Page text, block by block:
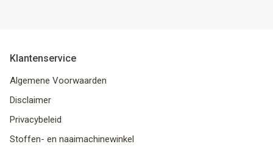
Klantenservice
Algemene Voorwaarden
Disclaimer
Privacybeleid
Stoffen- en naaimachinewinkel